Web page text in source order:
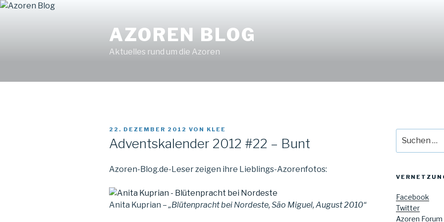
Zum
AZOREN BLOG
Aktuelles rund um die Azoren
VERÖFFENTLICHT
AM
22. DEZEMBER 2012 VON KLEE
Adventskalender 2012 #22 – Bunt
Azoren-Blog.de-Leser zeigen ihre Lieblings-Azorenfotos:
Anita Kuprian –„Blütenpracht bei Nordeste, São Miguel, August 2010“
nach:
Facebook
Twitter
Azoren Forum